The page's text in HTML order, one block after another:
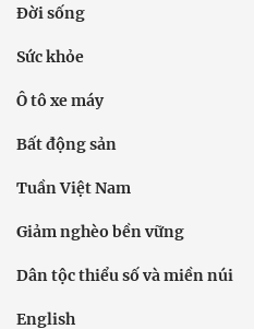
Đời sống
Sức khỏe
Ô tô xe máy
Bất động sản
Tuần Việt Nam
Giảm nghèo bền vững
Dân tộc thiểu số và miền núi
English